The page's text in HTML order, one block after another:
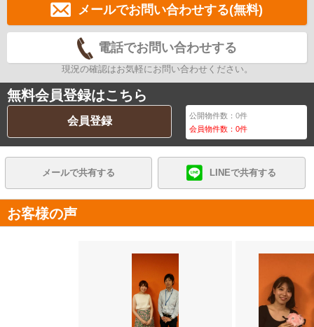
メールでお問い合わせする(無料)
電話でお問い合わせする
現況の確認はお気軽にお問い合わせください。
無料会員登録はこちら
会員登録 公開物件数：0件
会員物件数：0件
メールで共有する LINEで共有する
お客様の声